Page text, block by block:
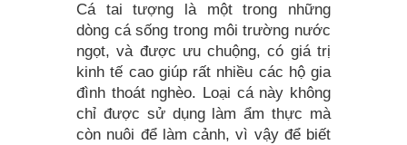
Cá tai tượng là một trong những
dòng cá sống trong môi trường nước
ngọt, và được ưu chuộng, có giá trị
kinh tế cao giúp rất nhiều các hộ gia
đình thoát nghèo. Loại cá này không
chỉ được sử dụng làm ẩm thực mà
còn nuôi để làm cảnh, vì vậy để biết